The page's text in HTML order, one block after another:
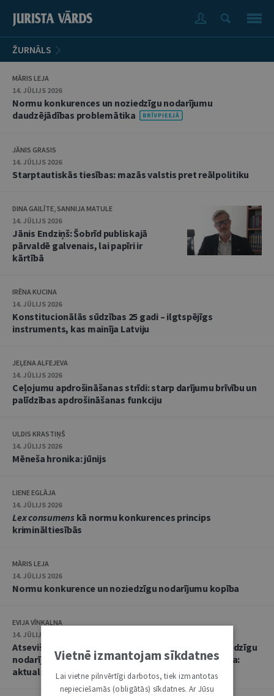
ŽURNĀLS
MĀRIS LEJA
14. JŪLIJS 2026
Normu konkurences un noziedzīgu nodarījumu
daudzējādības problemātika
JĀNIS GRASIS
14. JŪLIJS 2026
Starptautiskās tiesības: mazās valstis pret reālpolitiku
DINA GAILĪTE, SANNIJA MATULE
14. JŪLIJS 2026
Jānis Endziņš: Šobrīd publiskajā
pārvaldē galvenais, lai papīri ir
kārtībā
IRĒNA KUCINA
14. JŪLIJS 2026
Konstitucionālās sūdzības 25 gadi – ilgtspējīgs
instruments, kas mainīja Latviju
JEĻENA ALFEJEVA
14. JŪLIJS 2026
Ceļojumu apdrošināšanas strīdi: starp darījumu brīvību un
palīdzības apdrošināšanas funkciju
ULDIS KRASTIŅŠ
14. JŪLIJS 2026
Mēneša hronika: jūnijs
LIENE EGLĀJA
14. JŪLIJS 2026
Lex consumenskā normu konkurences princips
krimināltiesībās
MĀRIS LEJA
14. JŪLIJS 2026
Normu konkurence un noziedzīgu nodarījumu kopība
EVIJA VĪNKALNA
14. JŪLIJS 2026
Atsevišķa (vienota) noziedzīga nodarījuma un noziedzīgu
nodarījumu kopības kvalifikācija un soda noteikšana:
aktualitātes praksē
Vietnē izmantojam sīkdatnes
Lai vietne pilnvērtīgi darbotos, tiek izmantotas
nepieciešamās (obligātās) sīkdatnes. Ar Jūsu